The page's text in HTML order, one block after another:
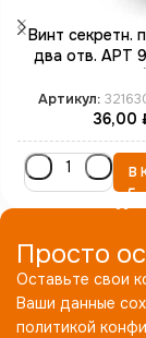
Винт секретн.
два отв. АРТ
Артикул:
36,00
В
Просто
Оставьте свои
Ваши данные
политикой